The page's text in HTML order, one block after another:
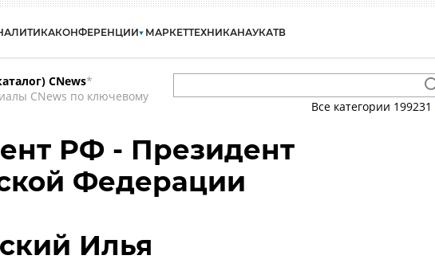
КОНФЕРЕНЦИИ МАРКЕТТЕХНИКАНАУКАТВ
CNews*
CNews по ключевому
Все категории 199231
РФ - Президент
Федерации
Илья